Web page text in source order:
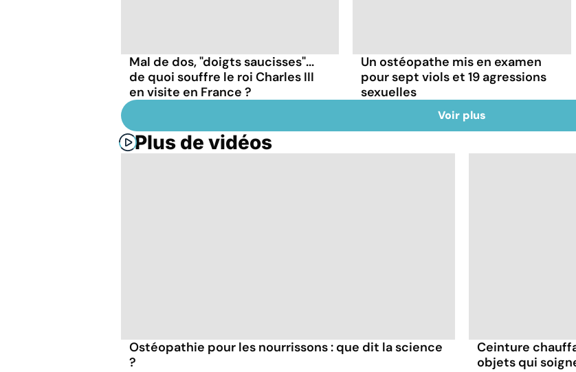
Mal de dos, "doigts saucisses"...
de quoi souffre le roi Charles III
en visite en France ?
Un ostéopathe mis en examen
pour sept viols et 19 agressions
sexuelles
Voir plus
Plus de vidéos
Ostéopathie pour les nourrissons : que dit la science
?
Ceinture
objets qui